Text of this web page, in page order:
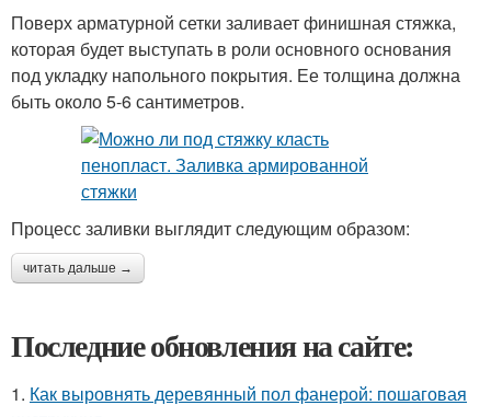
Поверх арматурной сетки заливает финишная стяжка,
которая будет выступать в роли основного основания
под укладку напольного покрытия. Ее толщина должна
быть около 5-6 сантиметров.
Процесс заливки выглядит следующим образом:
читать дальше →
Последние обновления на сайте:
1. Как выровнять деревянный пол фанерой: пошаговая